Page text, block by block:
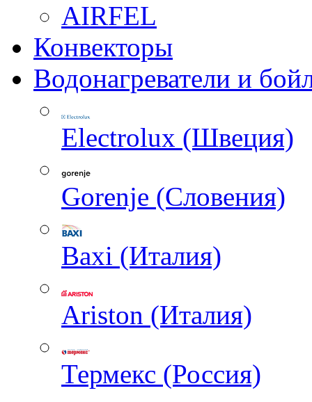
AIRFEL
Конвекторы
Водонагреватели и
Electrolux (Швеция)
Gorenje (Словения)
Baxi (Италия)
Ariston (Италия)
Термекс (Россия)